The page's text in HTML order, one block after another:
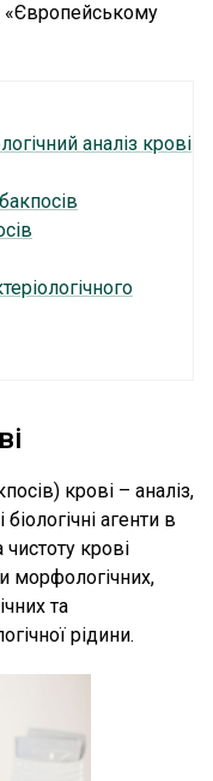
«Європейському
аналіз крові
крові – аналіз,
агенти в
крові
морфологічних,
та
рідини.